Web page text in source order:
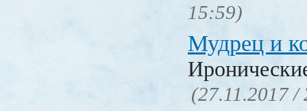
15:59)
Мудрец и
(27.11.2017 /